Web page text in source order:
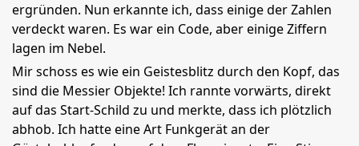
ergründen. Nun erkannte ich, dass einige der Zahlen
verdeckt waren. Es war ein Code, aber einige Ziffern
lagen im Nebel.
Mir schoss es wie ein Geistesblitz durch den Kopf, das
sind die Messier Objekte! Ich rannte vorwärts, direkt
auf das Start-Schild zu und merkte, dass ich plötzlich
abhob. Ich hatte eine Art Funkgerät an der